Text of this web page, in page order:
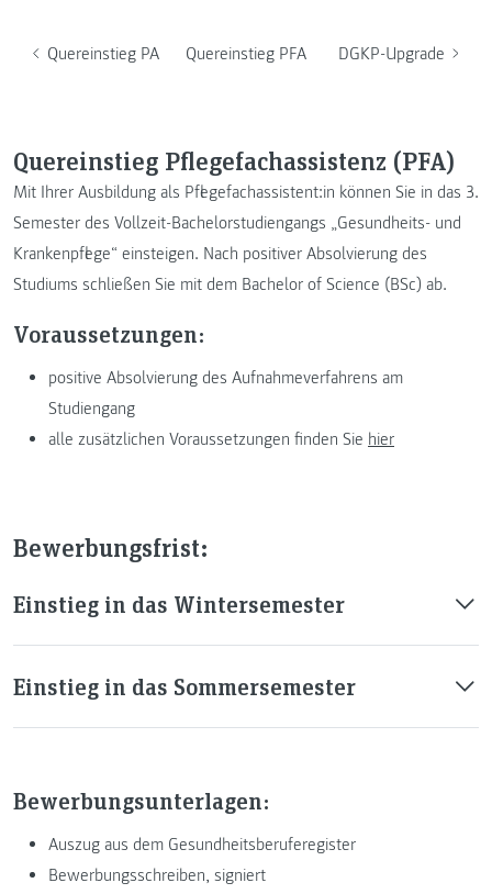
Quereinstieg PA Quereinstieg PFA DGKP-Upgrade
Quereinstieg Pflegefachassistenz (PFA)
Mit Ihrer Ausbildung als Pflegefachassistent:in können Sie in das 3.
Semester des Vollzeit-Bachelorstudiengangs „Gesundheits- und
Krankenpflege“ einsteigen. Nach positiver Absolvierung des
Studiums schließen Sie mit dem Bachelor of Science (BSc) ab.
Voraussetzungen:
positive Absolvierung des Aufnahmeverfahrens am
Studiengang
alle zusätzlichen Voraussetzungen finden Sie hier
Bewerbungsfrist:
Einstieg in das Wintersemester
Einstieg in das Sommersemester
Bewerbungsunterlagen:
Auszug aus dem Gesundheitsberuferegister
Bewerbungsschreiben, signiert